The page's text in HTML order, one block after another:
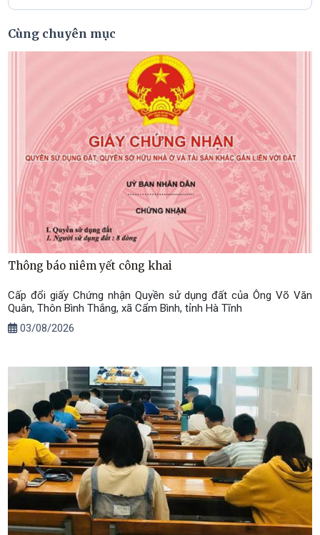
Cùng chuyên mục
Thông báo niêm yết công khai
Cấp đổi giấy Chứng nhận Quyền sử dụng đất của Ông Võ Văn
Quân, Thôn Bình Thắng, xã Cẩm Bình, tỉnh Hà Tĩnh
03/08/2026